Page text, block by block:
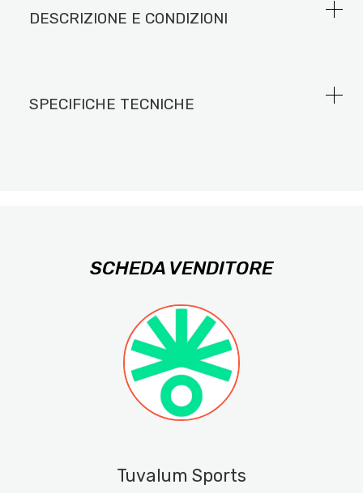
DESCRIZIONE E CONDIZIONI
SPECIFICHE TECNICHE
SCHEDA VENDITORE
Tuvalum Sports